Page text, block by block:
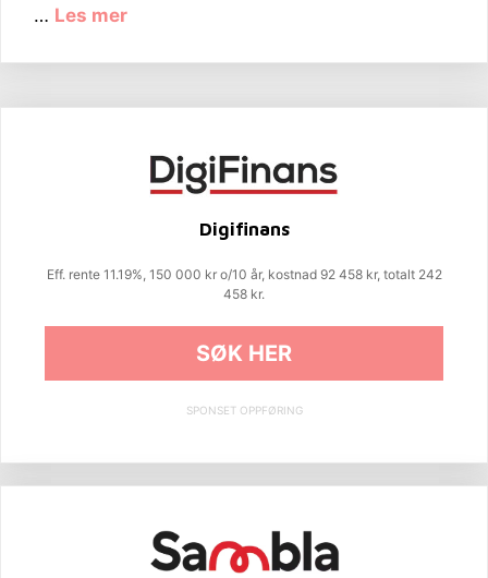
… Les mer
Digifinans
Eff. rente 11.19%, 150 000 kr o/10 år, kostnad 92 458 kr, totalt 242
458 kr.
SØK HER
SPONSET OPPFØRING